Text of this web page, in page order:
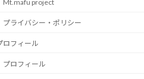
Mt.mafu project
プライバシー・ポリシー
ロフィール
プロフィール